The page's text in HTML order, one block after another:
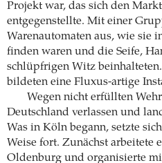
Projekt war, das sich den
entgegenstellte. Mit einer
Warenautomaten aus, wie sie
finden waren und die Seife,
schlüpfrigen Witz
bildeten eine Fluxus-artige
Wegen nicht erfüllten
Deutschland verlassen und
Was in Köln begann, setzte
Weise fort. Zunächst arbeitete
Oldenburg und organisierte